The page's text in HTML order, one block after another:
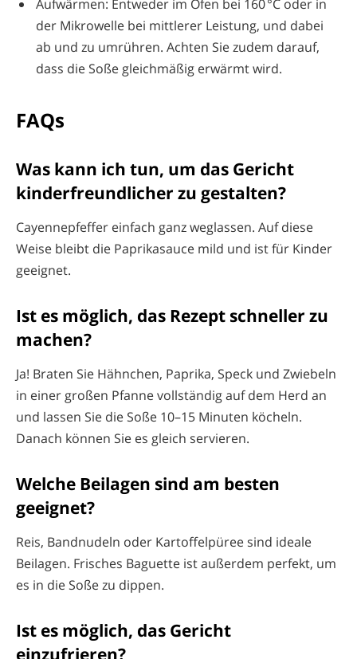
Aufwärmen: Entweder im Ofen bei 160 °C oder in
der Mikrowelle bei mittlerer Leistung, und dabei
ab und zu umrühren. Achten Sie zudem darauf,
dass die Soße gleichmäßig erwärmt wird.
FAQs
Was kann ich tun, um das Gericht
kinderfreundlicher zu gestalten?
Cayennepfeffer einfach ganz weglassen. Auf diese
Weise bleibt die Paprikasauce mild und ist für Kinder
geeignet.
Ist es möglich, das Rezept schneller zu
machen?
Ja! Braten Sie Hähnchen, Paprika, Speck und Zwiebeln
in einer großen Pfanne vollständig auf dem Herd an
und lassen Sie die Soße 10–15 Minuten köcheln.
Danach können Sie es gleich servieren.
Welche Beilagen sind am besten
geeignet?
Reis, Bandnudeln oder Kartoffelpüree sind ideale
Beilagen. Frisches Baguette ist außerdem perfekt, um
es in die Soße zu dippen.
Ist es möglich, das Gericht
einzufrieren?